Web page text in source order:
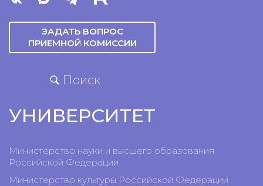
ЗАДАТЬ ВОПРОС
ПРИЕМНОЙ КОМИССИИ
Поиск
УНИВЕРСИТЕТ
Министерство науки и высшего образования
Российской Федерации
Министерство культуры Российской Федерации